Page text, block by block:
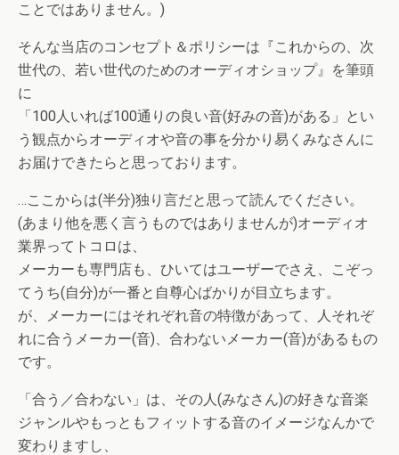
ことではありません。)
そんな当店のコンセプト＆ポリシーは『これからの、次
世代の、若い世代のためのオーディオショップ』を筆頭
に
「100人いれば100通りの良い音(好みの音)がある」とい
う観点からオーディオや音の事を分かり易くみなさんに
お届けできたらと思っております。
…ここからは(半分)独り言だと思って読んでください。
(あまり他を悪く言うものではありませんが)オーディオ
業界ってトコロは、
メーカーも専門店も、ひいてはユーザーでさえ、こぞっ
てうち(自分)が一番と自尊心ばかりが目立ちます。
が、メーカーにはそれぞれ音の特徴があって、人それぞ
れに合うメーカー(音)、合わないメーカー(音)があるもの
です。
「合う／合わない」は、その人(みなさん)の好きな音楽
ジャンルやもっともフィットする音のイメージなんかで
変わりますし、